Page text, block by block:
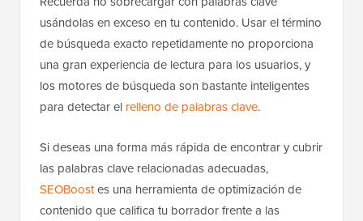
usándolas en exceso en tu contenido. Usar el término
de búsqueda exacto repetidamente no proporciona
una gran experiencia de lectura para los usuarios, y
los motores de búsqueda son bastante inteligentes
para detectar el relleno de palabras clave.
Si deseas una forma más rápida de encontrar y cubrir
las palabras clave relacionadas adecuadas,
SEOBoostes una herramienta de optimización de
contenido que califica tu borrador frente a las